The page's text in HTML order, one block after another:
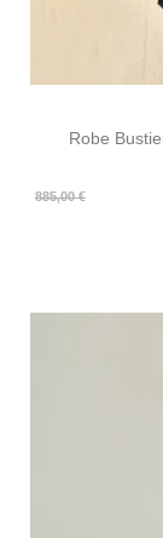
Robe
885,00 €
Prix
Prix